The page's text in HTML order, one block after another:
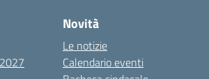
Novità
Le notizie
Calendario eventi